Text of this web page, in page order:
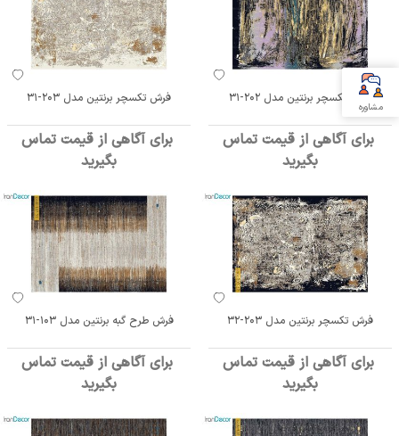
فرش تکسچر برنتین مدل 202-31
برای آگاهی از قیمت تماس
بگیرید
فرش تکسچر برنتین مدل 203-31
برای آگاهی از قیمت تماس
بگیرید
فرش تکسچر برنتین مدل 203-32
برای آگاهی از قیمت تماس
بگیرید
فرش طرح گبه برنتین مدل 103-31
برای آگاهی از قیمت تماس
بگیرید
مشاوره